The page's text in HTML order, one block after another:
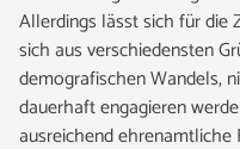
Allerdings lässt sich für die
sich aus verschiedensten
demografischen Wandels,
dauerhaft engagieren
ausreichend